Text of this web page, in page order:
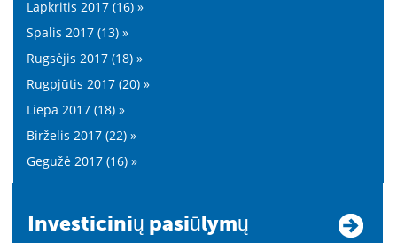
Lapkritis 2017 (16) »
Spalis 2017 (13) »
Rugsėjis 2017 (18) »
Rugpjūtis 2017 (20) »
Liepa 2017 (18) »
Birželis 2017 (22) »
Gegužė 2017 (16) »
Investicinių pasiūlymų